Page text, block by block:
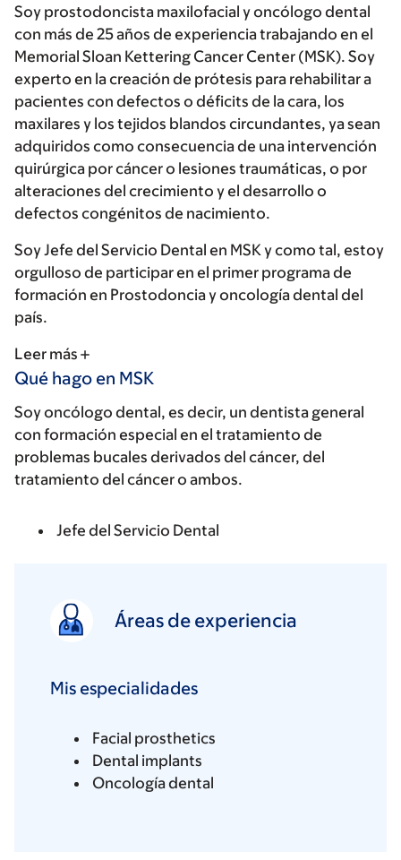
Soy prostodoncista maxilofacial y oncólogo dental
con más de 25 años de experiencia trabajando en el
Memorial Sloan Kettering Cancer Center (MSK). Soy
experto en la creación de prótesis para rehabilitar a
pacientes con defectos o déficits de la cara, los
maxilares y los tejidos blandos circundantes, ya sean
adquiridos como consecuencia de una intervención
quirúrgica por cáncer o lesiones traumáticas, o por
alteraciones del crecimiento y el desarrollo o
defectos congénitos de nacimiento.
Soy Jefe del Servicio Dental en MSK y como tal, estoy
orgulloso de participar en el primer programa de
formación en Prostodoncia y oncología dental del
país.
Leer más
Qué hago en MSK
Soy oncólogo dental, es decir, un dentista general
con formación especial en el tratamiento de
problemas bucales derivados del cáncer, del
tratamiento del cáncer o ambos.
Jefe del Servicio Dental
Áreas de experiencia
Mis especialidades
Facial prosthetics
Dental implants
Oncología dental